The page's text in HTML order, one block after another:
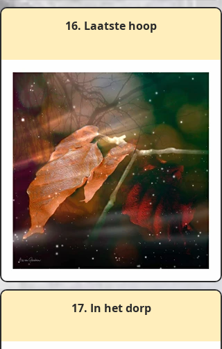
16. Laatste hoop
17. In het dorp